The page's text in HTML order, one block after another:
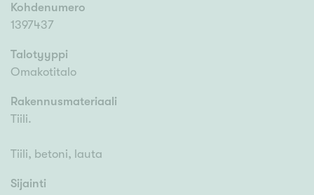
Kohdenumero
1397437
Talotyyppi
Omakotitalo
Rakennusmateriaali
Tiili.
Tiili, betoni, lauta
Sijainti